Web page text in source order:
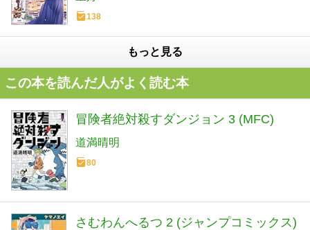
138
もっと見る
この本を読んだ人がよく読む本
冒険者絶対殺すダンジョン 3 (MFC)
道満晴明
80
さむわんへるつ 2 (ジャンプコミックス)